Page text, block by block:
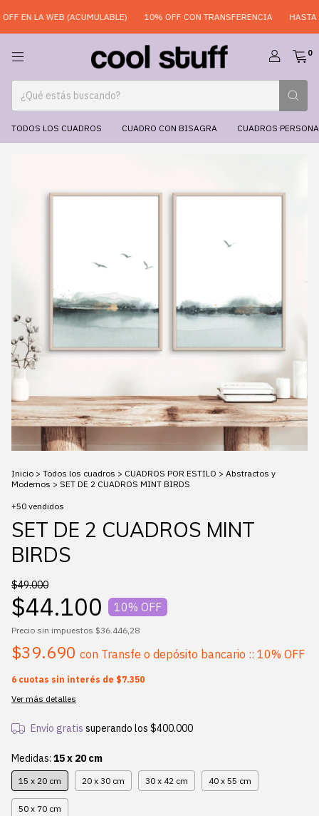
EN LA WEB (ACUMULABLE) 10% OFF CON TRANSFERENCIA HASTA
0
TODOS LOS CUADROS CUADRO CON BISAGRA CUADROS
Inicio > Todos los cuadros > CUADROS POR ESTILO > Abstractos y
Modernos > SET DE 2 CUADROS MINT BIRDS
+50 vendidos
SET DE 2 CUADROS MINT
BIRDS
$49.000
$44.100 10% OFF
Precio sin impuestos $36.446,28
$39.690 con Transfe o depósito bancario :: 10% OFF
6 cuotas sin interés de $7.350
Ver más detalles
Envío gratis superando los $400.000
Medidas: 15 x 20 cm
15 x 20 cm 20 x 30 cm 30 x 42 cm 40 x 55 cm
50 x 70 cm